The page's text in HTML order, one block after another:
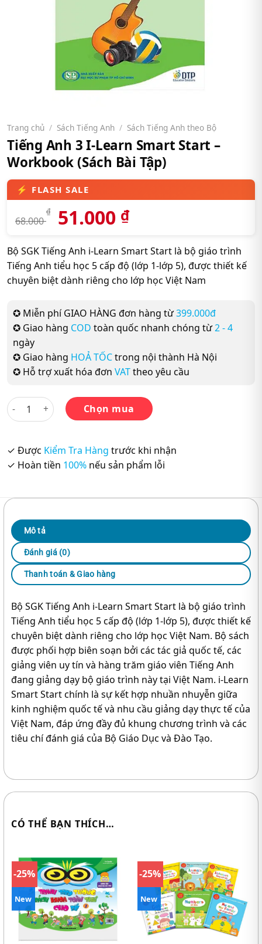
Trang chủ / Sách Tiếng Anh / Sách Tiếng Anh theo Bộ
Tiếng Anh 3 I-Learn Smart Start –
Workbook (Sách Bài Tập)
68.000
₫ 51.000 ₫
Bộ SGK Tiếng Anh i-Learn Smart Start là bộ giáo trình
Tiếng Anh tiểu học 5 cấp độ (lớp 1-lớp 5), được thiết kế
chuyên biệt dành riêng cho lớp học Việt Nam
✪ Miễn phí GIAO HÀNG đơn hàng từ399.000đ
✪ Giao hàng COD toàn quốc nhanh chóng từ2 - 4
ngày
✪ Giao hàng HOẢ TỐCtrong nội thành Hà Nội
✪ Hỗ trợ xuất hóa đơn VATtheo yêu cầu
Tiếng Anh 3 I-Learn Smart Start – Workbook (Sách Bài Tập)
Chọn mua
✓ Được Kiểm Tra Hàng trước khi nhận
✓ Hoàn tiền 100% nếu sản phẩm lỗi
Mô tả
Đánh giá (0)
Thanh toán & Giao hàng
Bộ SGK Tiếng Anh i-Learn Smart Start là bộ giáo trình
Tiếng Anh tiểu học 5 cấp độ (lớp 1-lớp 5), được thiết kế
chuyên biệt dành riêng cho lớp học Việt Nam. Bộ sách
được phối hợp biên soạn bởi các tác giả quốc tế, các
giảng viên uy tín và hàng trăm giáo viên Tiếng Anh
đang giảng dạy bộ giáo trình này tại Việt Nam. i-Learn
Smart Start chính là sự kết hợp nhuần nhuyễn giữa
kinh nghiệm quốc tế và nhu cầu giảng dạy thực tế của
Việt Nam, đáp ứng đầy đủ khung chương trình và các
tiêu chí đánh giá của Bộ Giáo Dục và Đào Tạo.
CÓ THỂ BẠN THÍCH…
-25%
New
-25%
New